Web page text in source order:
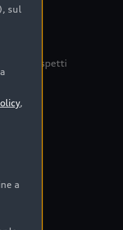
aspetti
sul
,
a